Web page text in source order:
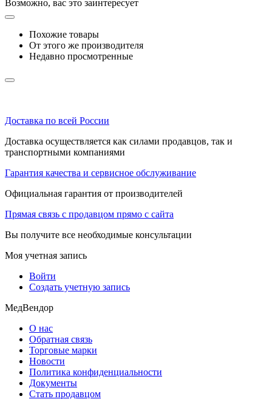
Возможно, вас это заинтересует
Похожие товары
От этого же производителя
Недавно просмотренные
Доставка по всей России
Доставка осуществляется как силами продавцов, так и
транспортными компаниями
Гарантия качества и сервисное обслуживание
Официальная гарантия от производителей
Прямая связь с продавцом прямо с сайта
Вы получите все необходимые консультации
Моя учетная запись
Войти
Создать учетную запись
МедВендор
О нас
Обратная связь
Торговые марки
Новости
Политика конфиденциальности
Документы
Стать продавцом